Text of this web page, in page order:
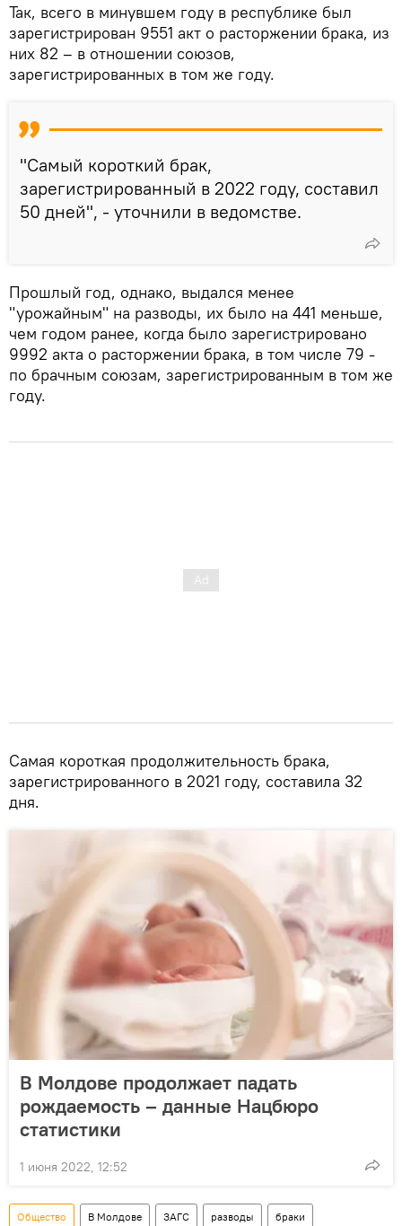
Так, всего в минувшем году в республике был
зарегистрирован 9551 акт о расторжении брака, из
них 82 – в отношении союзов,
зарегистрированных в том же году.
"Самый короткий брак,
зарегистрированный в 2022 году, составил
50 дней", - уточнили в ведомстве.
Прошлый год, однако, выдался менее
"урожайным" на разводы, их было на 441 меньше,
чем годом ранее, когда было зарегистрировано
9992 акта о расторжении брака, в том числе 79 -
по брачным союзам, зарегистрированным в том же
году.
Самая короткая продолжительность брака,
зарегистрированного в 2021 году, составила 32
дня.
В Молдове продолжает падать
рождаемость – данные Нацбюро
статистики
1 июня 2022, 12:52
Общество В Молдове ЗАГС разводы браки